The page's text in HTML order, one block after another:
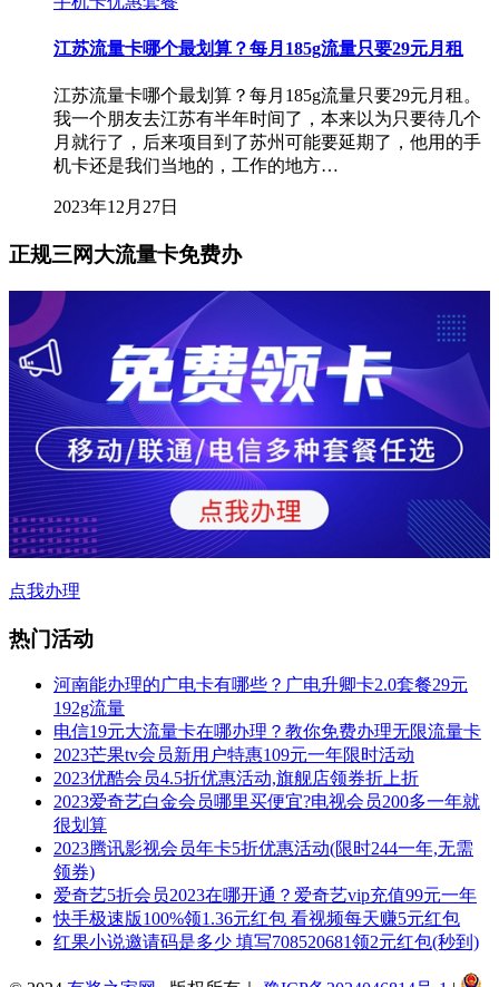
江苏流量卡哪个最划算？每月185g流量只要29元月租
江苏流量卡哪个最划算？每月185g流量只要29元月租。
我一个朋友去江苏有半年时间了，本来以为只要待几个
月就行了，后来项目到了苏州可能要延期了，他用的手
机卡还是我们当地的，工作的地方…
2023年12月27日
正规三网大流量卡免费办
点我办理
热门活动
河南能办理的广电卡有哪些？广电升卿卡2.0套餐29元
192g流量
电信19元大流量卡在哪办理？教你免费办理无限流量卡
2023芒果tv会员新用户特惠109元一年限时活动
2023优酷会员4.5折优惠活动,旗舰店领券折上折
2023爱奇艺白金会员哪里买便宜?电视会员200多一年就
很划算
2023腾讯影视会员年卡5折优惠活动(限时244一年,无需
领券)
爱奇艺5折会员2023在哪开通？爱奇艺vip充值99元一年
快手极速版100%领1.36元红包 看视频每天赚5元红包
红果小说邀请码是多少 填写708520681领2元红包(秒到)